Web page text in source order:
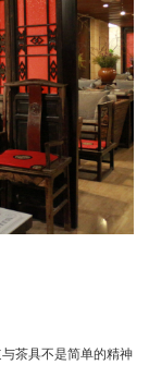
茶具不是简单的精神